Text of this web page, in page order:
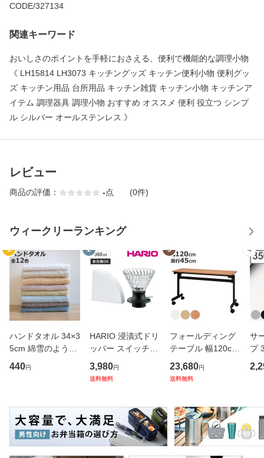
CODE/327134
関連キーワード
おいしさのポイントを手軽におさえる、便利で機能的な調理小物
《 LH15814 LH3073 キッチングッズ キッチン便利小物 便利グッ
ズ キッチン用品 台所用品 キッチン雑貨 キッチン小物 キッチンア
イテム 調理器具 調理小物 おすすめ オススメ 便利 役立つ シンプ
ル シルバー オールステンレス 》
レビュー
商品の評価： -点 (0件)
ウィークリーランキング
1
ハンドタオル 34×3
5cm 綿雪のような
タオル ベルベット
カラー （ タオル
ンカチ 洗面タオル
綿 コッ
440円
2
HARIO 浸漬式ドリ
ッパー スイッチ36
0 （ ハリオ コーヒ
ー ドリッパー ペー
応 おしゃれ シンプ
ル ハン
3,980円
送料無料
3
フォールディング
テーブル 幅120cm
奥行き45cm キャ
スター付き 折りた
ッキング 会議机 ミ
ーティング
23,680円
送料無料
4
サ
プ
フ
ス
マ
保